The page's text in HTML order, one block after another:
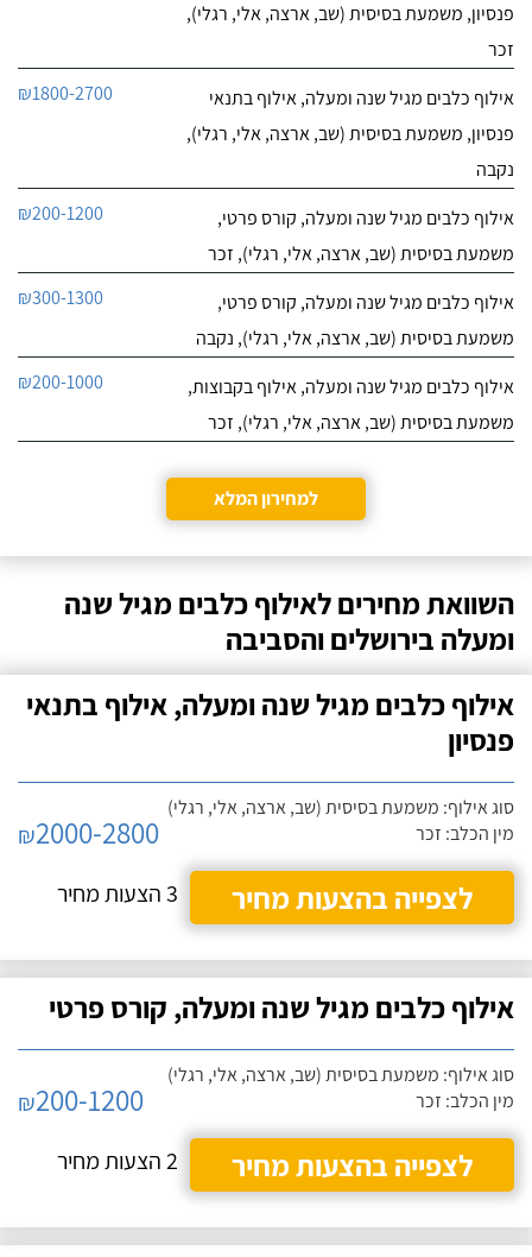
פנסיון, משמעת בסיסית (שב, ארצה, אלי, רגלי),
זכר
אילוף כלבים מגיל שנה ומעלה, אילוף בתנאי
פנסיון, משמעת בסיסית (שב, ארצה, אלי, רגלי),
נקבה
₪1800-2700
אילוף כלבים מגיל שנה ומעלה, קורס פרטי,
משמעת בסיסית (שב, ארצה, אלי, רגלי), זכר
₪200-1200
אילוף כלבים מגיל שנה ומעלה, קורס פרטי,
משמעת בסיסית (שב, ארצה, אלי, רגלי), נקבה
₪300-1300
אילוף כלבים מגיל שנה ומעלה, אילוף בקבוצות,
משמעת בסיסית (שב, ארצה, אלי, רגלי), זכר
₪200-1000
למחירון המלא
השוואת מחירים לאילוף כלבים מגיל שנה
ומעלה בירושלים והסביבה
אילוף כלבים מגיל שנה ומעלה, אילוף בתנאי
פנסיון
סוג אילוף: משמעת בסיסית (שב, ארצה, אלי, רגלי)
מין הכלב: זכר
₪2000-2800
לצפייה בהצעות מחיר
3 הצעות מחיר
אילוף כלבים מגיל שנה ומעלה, קורס פרטי
סוג אילוף: משמעת בסיסית (שב, ארצה, אלי, רגלי)
מין הכלב: זכר
₪200-1200
לצפייה בהצעות מחיר
2 הצעות מחיר